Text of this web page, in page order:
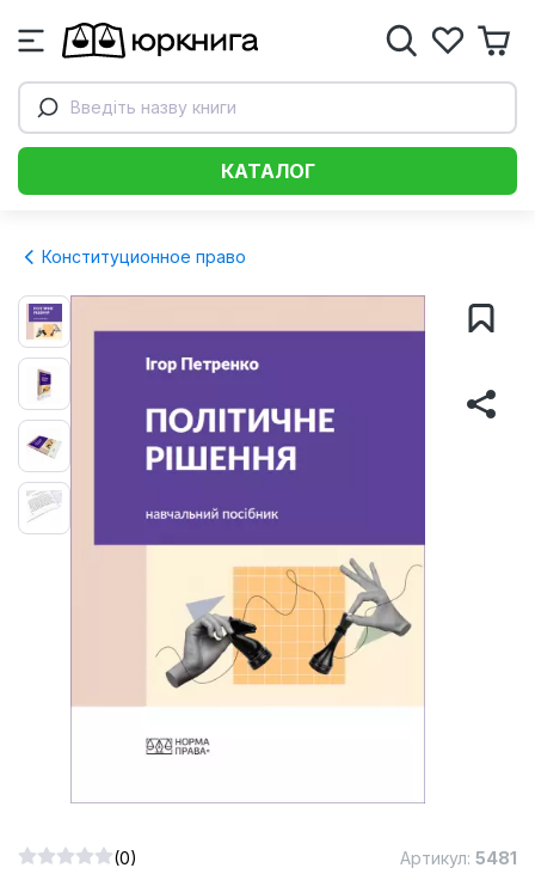
Введіть назву книги
КАТАЛОГ
Конституционное право
(0) Артикул: 5481